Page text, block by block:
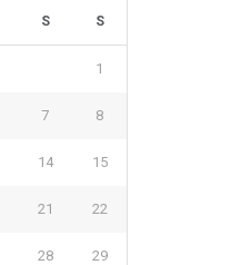
S S
1
7 8
14 15
21 22
28 29